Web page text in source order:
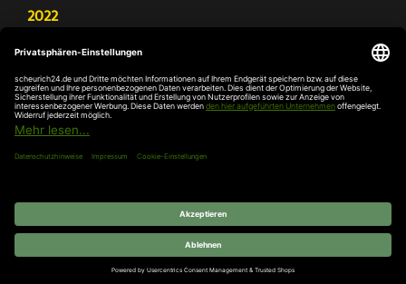
2022
Antriebe
Deutschland Test – Bester Onlineshop 2022
FOCUS Money – Branchensieger „Rund ums Haus“
DIE WELT – Service-Champion im erlebten Kundenservice
DIE WELT – Branchengewinner Gold-Rang (Türen, Tore & Antriebe)
© 2026 SCHEURICH GmbH